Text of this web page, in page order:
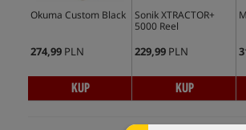
Okuma Custom Black
274,99 PLN
KUP
Sonik XTRACTOR+
5000 Reel
229,99 PLN
KUP